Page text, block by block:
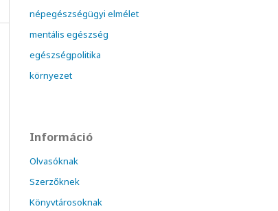
népegészségügyi elmélet
mentális egészség
egészségpolitika
környezet
Információ
Olvasóknak
Szerzőknek
Könyvtárosoknak